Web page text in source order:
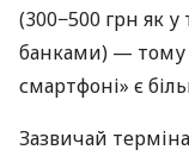
(300−500 грн як
банками) — тому
смартфоні» є
Зазвичай